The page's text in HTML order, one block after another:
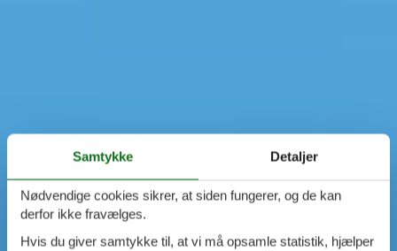
Samtykke Detaljer
Nødvendige cookies sikrer, at siden fungerer, og de kan
derfor ikke fravælges.
Hvis du giver samtykke til, at vi må opsamle statistik, hjælper